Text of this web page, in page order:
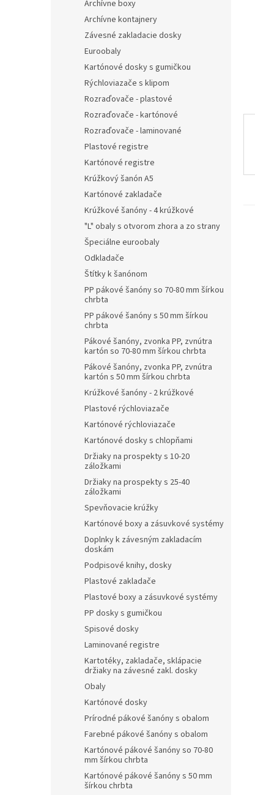
Archívne boxy
Archívne kontajnery
Závesné zakladacie dosky
Euroobaly
Kartónové dosky s gumičkou
Rýchloviazače s klipom
Rozraďovače - plastové
Rozraďovače - kartónové
Rozraďovače - laminované
Plastové registre
Kartónové registre
Krúžkový šanón A5
Kartónové zakladače
Krúžkové šanóny - 4 krúžkové
"L" obaly s otvorom zhora a zo strany
Špeciálne euroobaly
Odkladače
Štítky k šanónom
PP pákové šanóny so 70-80 mm šírkou
chrbta
PP pákové šanóny s 50 mm šírkou
chrbta
Pákové šanóny, zvonka PP, zvnútra
kartón so 70-80 mm šírkou chrbta
Pákové šanóny, zvonka PP, zvnútra
kartón s 50 mm šírkou chrbta
Krúžkové šanóny - 2 krúžkové
Plastové rýchloviazače
Kartónové rýchloviazače
Kartónové dosky s chlopňami
Držiaky na prospekty s 10-20
záložkami
Držiaky na prospekty s 25-40
záložkami
Spevňovacie krúžky
Kartónové boxy a zásuvkové systémy
Doplnky k závesným zakladacím
doskám
Podpisové knihy, dosky
Plastové zakladače
Plastové boxy a zásuvkové systémy
PP dosky s gumičkou
Spisové dosky
Laminované registre
Kartotéky, zakladače, sklápacie
držiaky na závesné zakl. dosky
Obaly
Kartónové dosky
Prírodné pákové šanóny s obalom
Farebné pákové šanóny s obalom
Kartónové pákové šanóny so 70-80
mm šírkou chrbta
Kartónové pákové šanóny s 50 mm
šírkou chrbta